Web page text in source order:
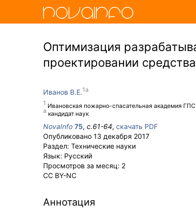
Оптимизация
проектировании
Иванов В.Е.
Ивановская пожарно-спасательная академия
кандидат наук
NovaInfo 75, с.61-64, скачать PDF
Опубликовано 13 декабря 2017
Раздел: Технические науки
Язык: Русский
Просмотров за месяц: 2
CC BY-NC
Аннотация